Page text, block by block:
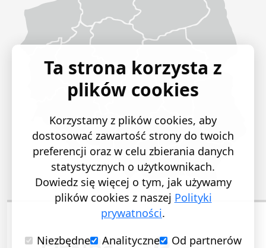
Ta strona korzysta z
plików cookies
Korzystamy z plików cookies, aby
dostosować zawartość strony do twoich
preferencji oraz w celu zbierania danych
statystycznych o użytkownikach.
Dowiedz się więcej o tym, jak używamy
plików cookies z naszej Polityki
prywatności.
Niezbędne
Analityczne Od partnerów